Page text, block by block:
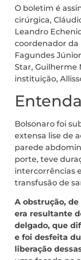
O boletim é
cirúrgica,
Leandro
coordenador da
Fagundes
Star, Guilherme
instituição,
Entenda
Bolsonaro foi
extensa lise de
parede
porte, teve
intercorrências
transfusão de
A obstrução,
era resultante
delgado, que
e foi desfeita
liberação